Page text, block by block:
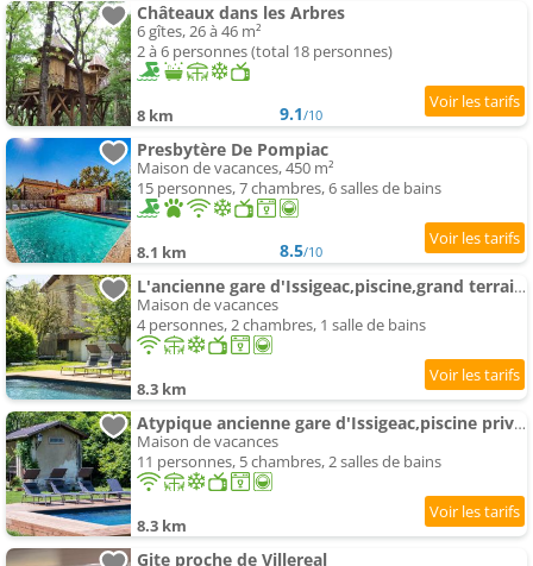
Châteaux dans les Arbres
6 gîtes, 26 à 46 m²
2 à 6 personnes (total 18 personnes)
8 km 9.1/10
Presbytère De Pompiac
Maison de vacances, 450 m²
15 personnes, 7 chambres, 6 salles de bains
8.1 km 8.5/10
L'ancienne gare d'Issigeac,piscine,grand terrain,4 personnes
Maison de vacances
4 personnes, 2 chambres, 1 salle de bains
8.3 km
Atypique ancienne gare d'Issigeac,piscine privée,pétante,grand terrain
Maison de vacances
11 personnes, 5 chambres, 2 salles de bains
8.3 km
Gite proche de Villereal